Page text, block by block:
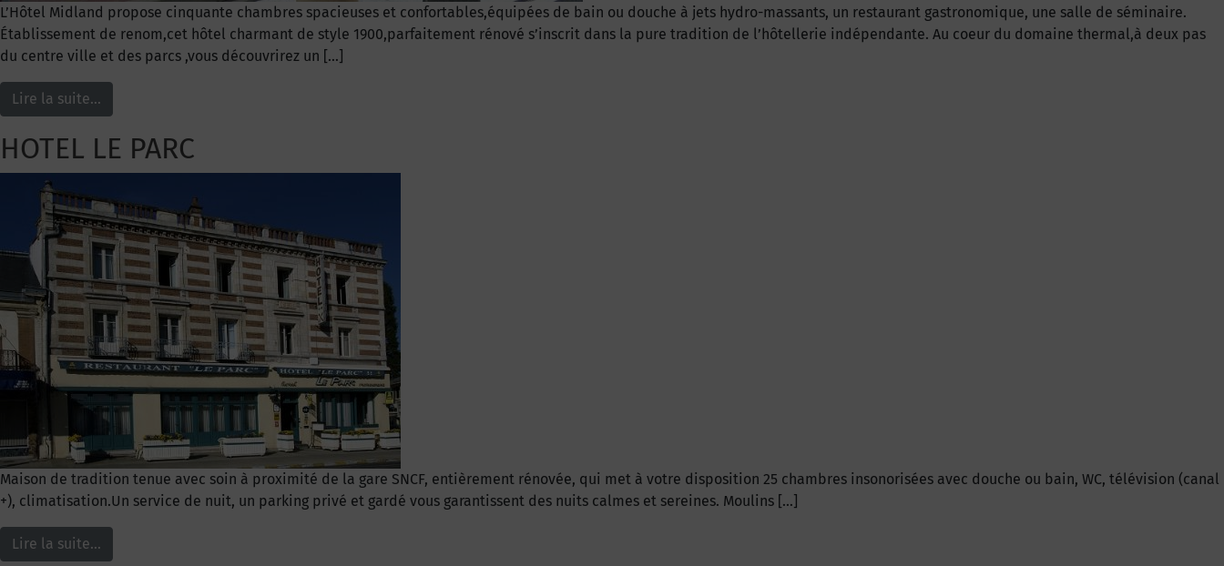
L’Hôtel Midland propose cinquante chambres spacieuses et confortables,équipées de bain ou douche à jets hydro-massants, un restaurant gastronomique, une salle de séminaire.
Établissement de renom,cet hôtel charmant de style 1900,parfaitement rénové s’inscrit dans la pure tradition de l’hôtellerie indépendante. Au coeur du domaine thermal,à deux pas
du centre ville et des parcs ,vous découvrirez un […]
Lire la suite…
HOTEL LE PARC
Maison de tradition tenue avec soin à proximité de la gare SNCF, entièrement rénovée, qui met à votre disposition 25 chambres insonorisées avec douche ou bain, WC, télévision (canal
+), climatisation.Un service de nuit, un parking privé et gardé vous garantissent des nuits calmes et sereines. Moulins […]
Lire la suite…